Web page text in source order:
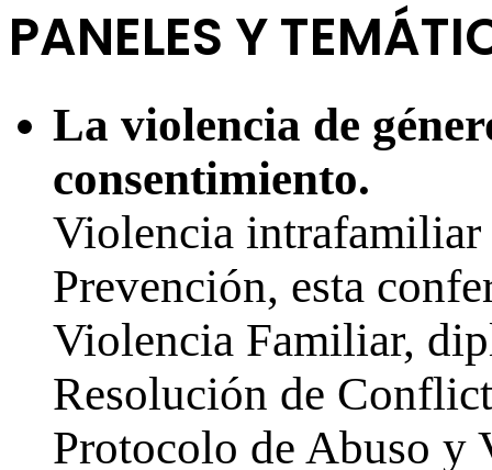
PANELES Y
La violencia de
consentimiento.
Violencia intrafamiliar
Prevención, esta
Violencia Familiar,
Resolución de
Protocolo de Abuso y